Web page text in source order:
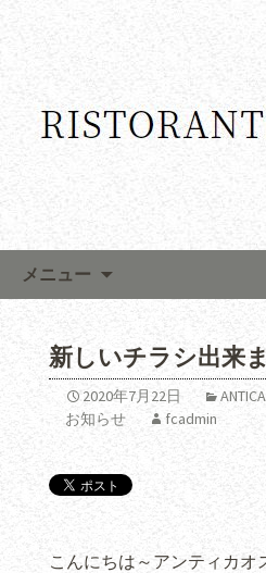
メニュー
新しいチラシ出来
2020年7月22日
お知らせ
fcadmin
こんにちは～アンティカオ